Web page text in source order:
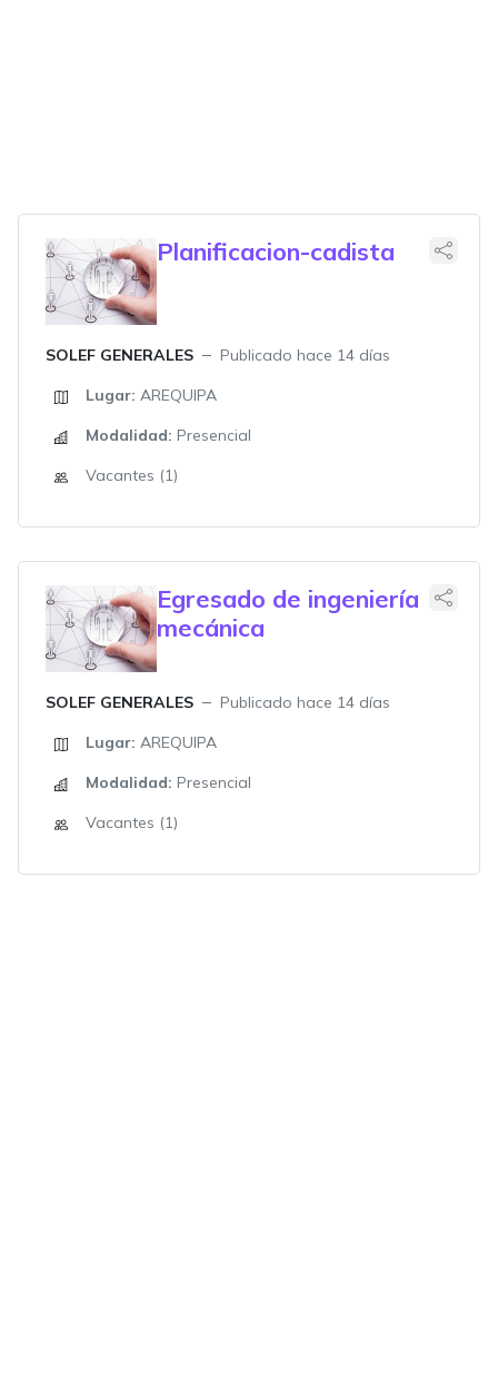
Planificacion-cadista
SOLEF GENERALES
Publicado hace 14 días
Lugar: AREQUIPA
Modalidad: Presencial
Vacantes (1)
Egresado de ingeniería
mecánica
SOLEF GENERALES
Publicado hace 14 días
Lugar: AREQUIPA
Modalidad: Presencial
Vacantes (1)